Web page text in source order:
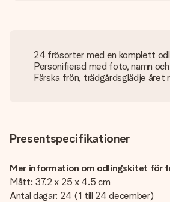
24 frösorter med en komplett
Personifierad med foto, namn
Färska frön, trädgårdsglädje året
Presentspecifikationer
Mer information om odlingskitet för
Mått: 37.2 x 25 x 4.5 cm
Antal dagar: 24 (1 till 24 december)